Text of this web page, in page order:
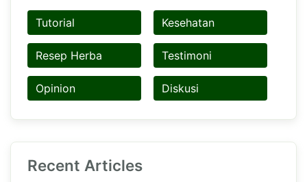
Tutorial Kesehatan
Resep Herba Testimoni
Opinion Diskusi
Recent Articles